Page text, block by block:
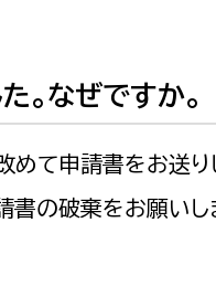
。なぜですか。
めて申請書をお送り
書の破棄をお願いし